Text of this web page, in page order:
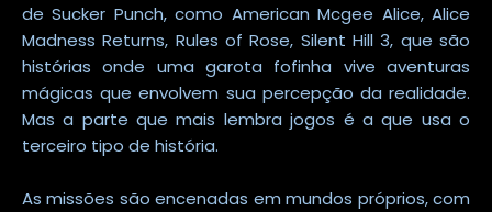
de Sucker Punch, como American Mcgee Alice, Alice
Madness Returns, Rules of Rose, Silent Hill 3, que são
histórias onde uma garota fofinha vive aventuras
mágicas que envolvem sua percepção da realidade.
Mas a parte que mais lembra jogos é a que usa o
terceiro tipo de história.
As missões são encenadas em mundos próprios, com